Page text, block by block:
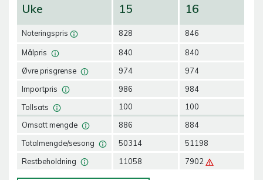
Uke
Noteringspris
Målpris
Øvre prisgrense
Importpris
Tollsats
Omsatt mengde
Totalmengde/sesong
Restbeholdning
15
828
840
974
986
100
886
50314
11058
16
846
840
974
984
100
884
51198
7902